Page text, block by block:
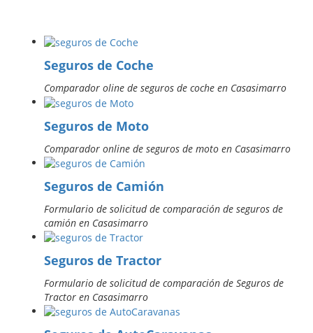
Seguros de Coche
Comparador oline de seguros de coche en Casasimarro
Seguros de Moto
Comparador online de seguros de moto en Casasimarro
Seguros de Camión
Formulario de solicitud de comparación de seguros de
camión en Casasimarro
Seguros de Tractor
Formulario de solicitud de comparación de Seguros de
Tractor en Casasimarro